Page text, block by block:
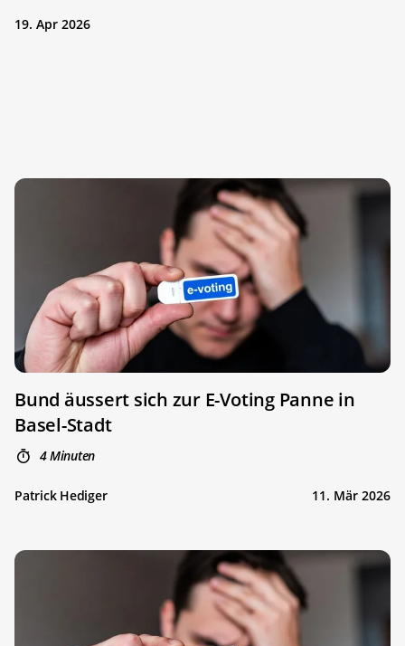
19. Apr 2026
Bund äussert sich zur E-Voting Panne in
Basel-Stadt
4 Minuten
Patrick Hediger 11. Mär 2026